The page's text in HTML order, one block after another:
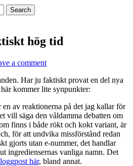
hög tid
a comment
Har ju faktiskt provat en del nya
kommer lite synpunkter:
av reaktionerna på det jag kallar för
vill säga den våldamma debatten om
finns i både rökt och kokt variant, är
för att undvika missförstånd redan
gjorts utan e-nummer, det handlar
ingrediensernas vanliga namn. Det
här, bland annat.